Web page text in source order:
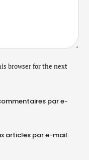
browser for the next
par e-
articles par e-mail.